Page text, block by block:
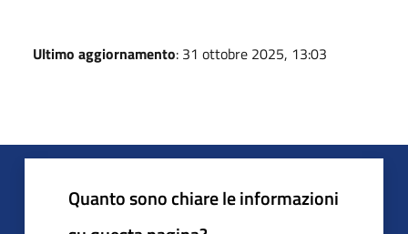
Ultimo aggiornamento: 31 ottobre 2025, 13:03
Quanto sono chiare le informazioni